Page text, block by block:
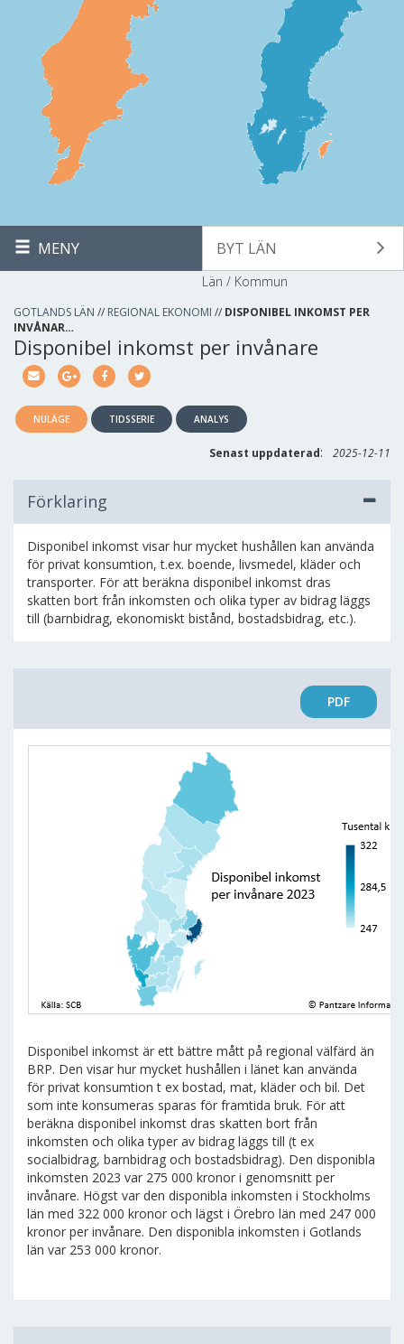
MENY BYT LÄN
Län / Kommun
GOTLANDS LÄN // REGIONAL EKONOMI // DISPONIBEL INKOMST PER
INVÅNAR…
Disponibel inkomst per invånare
NULÄGE TIDSSERIE ANALYS
Senast uppdaterad: 2025-12-11
Förklaring
Disponibel inkomst visar hur mycket hushållen kan använda
för privat konsumtion, t.ex. boende, livsmedel, kläder och
transporter. För att beräkna disponibel inkomst dras
skatten bort från inkomsten och olika typer av bidrag läggs
till (barnbidrag, ekonomiskt bistånd, bostadsbidrag, etc.).
PDF
Disponibel inkomst är ett bättre mått på regional välfärd än
BRP. Den visar hur mycket hushållen i länet kan använda
för privat konsumtion t ex bostad, mat, kläder och bil. Det
som inte konsumeras sparas för framtida bruk. För att
beräkna disponibel inkomst dras skatten bort från
inkomsten och olika typer av bidrag läggs till (t ex
socialbidrag, barnbidrag och bostadsbidrag). Den disponibla
inkomsten 2023 var 275 000 kronor i genomsnitt per
invånare. Högst var den disponibla inkomsten i Stockholms
län med 322 000 kronor och lägst i Örebro län med 247 000
kronor per invånare. Den disponibla inkomsten i Gotlands
län var 253 000 kronor.